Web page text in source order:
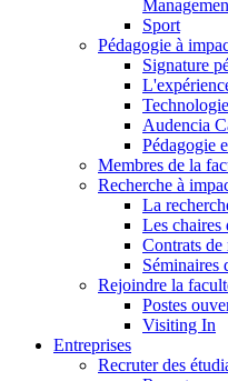
Sport
Pédagogie à
Signature
Audencia
Pédagogie
Membres de la
Recherche à
La
Les chaires
Contrats de
Séminaires
Rejoindre la
Postes
Visiting In
Entreprises
Recruter des